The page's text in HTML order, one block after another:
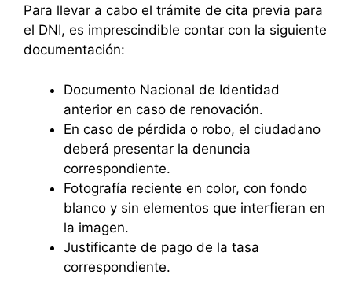
Para llevar a cabo el trámite de cita previa para
el DNI, es imprescindible contar con la siguiente
documentación:
Documento Nacional de Identidad
anterior en caso de renovación.
En caso de pérdida o robo, el ciudadano
deberá presentar la denuncia
correspondiente.
Fotografía reciente en color, con fondo
blanco y sin elementos que interfieran en
la imagen.
Justificante de pago de la tasa
correspondiente.